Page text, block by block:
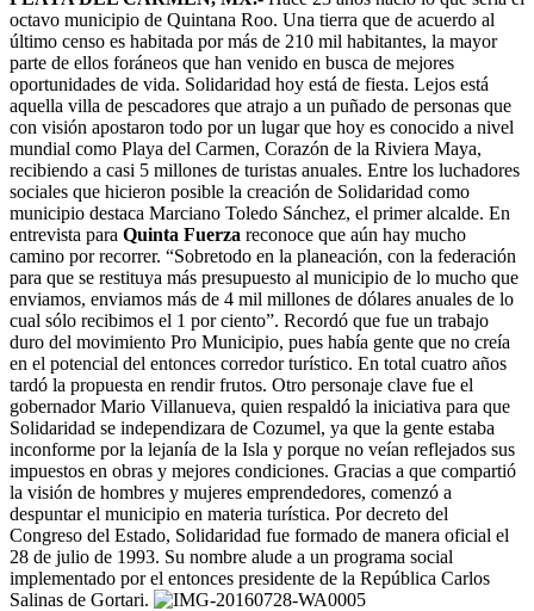
octavo municipio de Quintana Roo. Una tierra que de acuerdo al
último censo es habitada por más de 210 mil habitantes, la mayor
parte de ellos foráneos que han venido en busca de mejores
oportunidades de vida. Solidaridad hoy está de fiesta. Lejos está
aquella villa de pescadores que atrajo a un puñado de personas que
con visión apostaron todo por un lugar que hoy es conocido a nivel
mundial como Playa del Carmen, Corazón de la Riviera Maya,
recibiendo a casi 5 millones de turistas anuales. Entre los luchadores
sociales que hicieron posible la creación de Solidaridad como
municipio destaca Marciano Toledo Sánchez, el primer alcalde. En
entrevista para Quinta Fuerza reconoce que aún hay mucho
camino por recorrer. “Sobretodo en la planeación, con la federación
para que se restituya más presupuesto al municipio de lo mucho que
enviamos, enviamos más de 4 mil millones de dólares anuales de lo
cual sólo recibimos el 1 por ciento”. Recordó que fue un trabajo
duro del movimiento Pro Municipio, pues había gente que no creía
en el potencial del entonces corredor turístico. En total cuatro años
tardó la propuesta en rendir frutos. Otro personaje clave fue el
gobernador Mario Villanueva, quien respaldó la iniciativa para que
Solidaridad se independizara de Cozumel, ya que la gente estaba
inconforme por la lejanía de la Isla y porque no veían reflejados sus
impuestos en obras y mejores condiciones. Gracias a que compartió
la visión de hombres y mujeres emprendedores, comenzó a
despuntar el municipio en materia turística. Por decreto del
Congreso del Estado, Solidaridad fue formado de manera oficial el
28 de julio de 1993. Su nombre alude a un programa social
implementado por el entonces presidente de la República Carlos
Salinas de Gortari.